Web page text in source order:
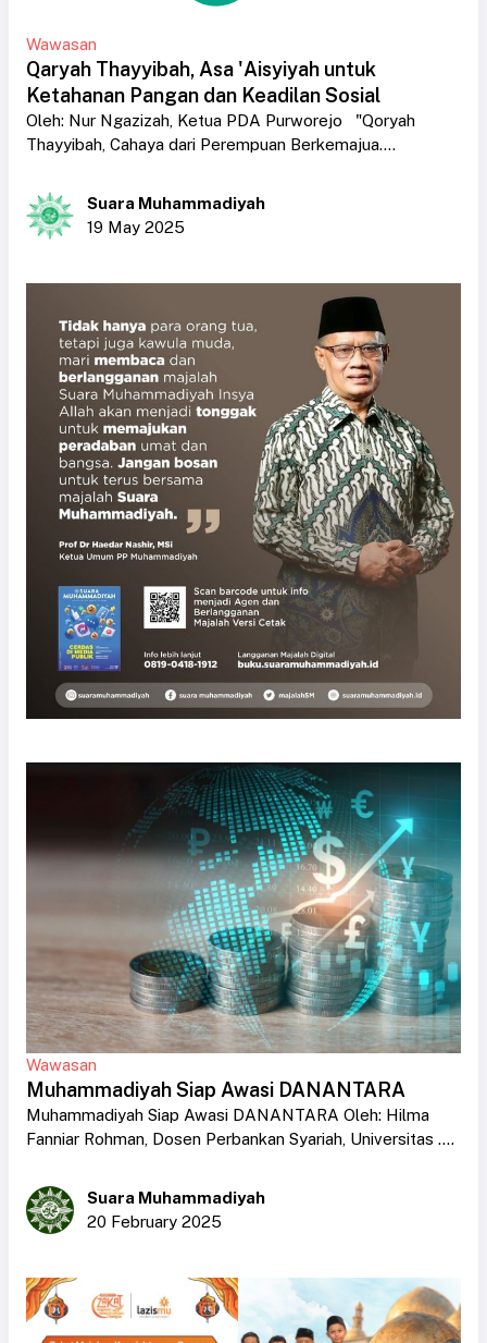
Wawasan
Qaryah Thayyibah, Asa 'Aisyiyah untuk
Ketahanan Pangan dan Keadilan Sosial
Oleh: Nur Ngazizah, Ketua PDA Purworejo "Qoryah
Thayyibah, Cahaya dari Perempuan Berkemajua....
Suara Muhammadiyah
19 May 2025
Wawasan
Muhammadiyah Siap Awasi DANANTARA
Muhammadiyah Siap Awasi DANANTARA Oleh: Hilma
Fanniar Rohman, Dosen Perbankan Syariah, Universitas ....
Suara Muhammadiyah
20 February 2025